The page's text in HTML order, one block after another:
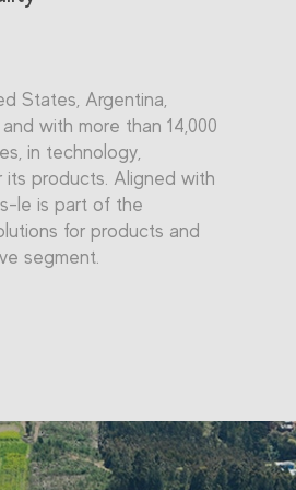
States, Argentina,
with more than 14,000
in technology,
products. Aligned with
le is part of the
for products and
segment.